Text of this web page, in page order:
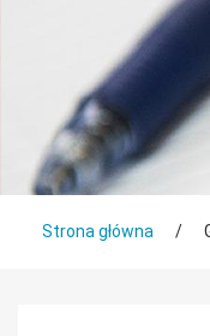
Tutaj jesteś
Strona główna /